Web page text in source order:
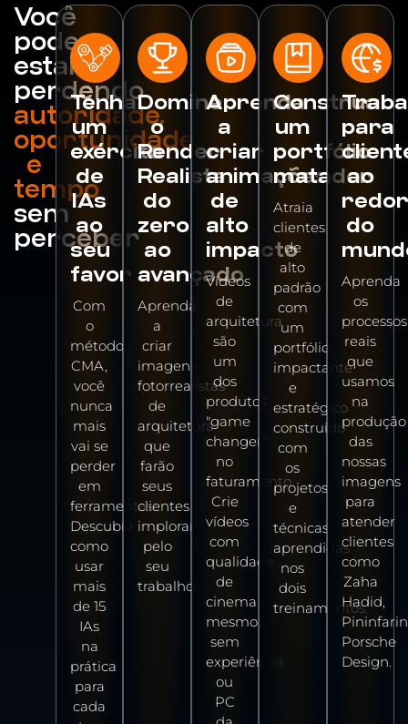
Você
pode
estar
perdendo
autoridade,
oportunidade
e
tempo
sem
perceber
Tenha
um
exército
de
IAs
ao
seu
favor
Com
o
método
CMA,
você
nunca
mais
vai se
perder
em
ferramentas.
Descubra
como
usar
mais
de 15
IAs
na
prática
para
cada
Domine
o
Render
Realista
do
zero
ao
avançado
Aprenda
a
criar
imagens
fotorrealistas
de
arquitetura
que
farão
seus
clientes
implorar
pelo
seu
trabalho.
Aprenda
a
criar
animações
de
alto
impacto
Vídeos
de
arquitetura
são
um
dos
produtos
"game
changer"
no
faturamento.
Crie
vídeos
com
qualidade
de
cinema
mesmo
sem
experiência
ou
PC
Construa
um
portfólio
matador
Atraia
clientes
de
alto
padrão
com
um
portfólio
impactante
e
estratégico
construído
com
os
projetos
e
técnicas
aprendidas
nos
dois
treinamentos.
para
ao
redor
do
Aprenda
os
processos
reais
que
usamos
na
produção
das
nossas
imagens
para
atender
clientes
como
Zaha
Hadid,
Porsche
Design.